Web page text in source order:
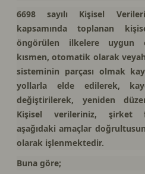
6698 sayılı Kişisel
kapsamında toplanan
öngörülen ilkelere uygun
kısmen, otomatik olarak
sisteminin parçası olmak
yollarla elde edilerek,
değiştirilerek, yeniden
Kişisel verileriniz, şirket
aşağıdaki amaçlar
olarak işlenmektedir.
Buna göre;